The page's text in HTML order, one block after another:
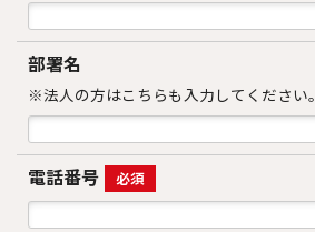
部署名
※法人の方はこちらも入力してください。
電話番号 必須